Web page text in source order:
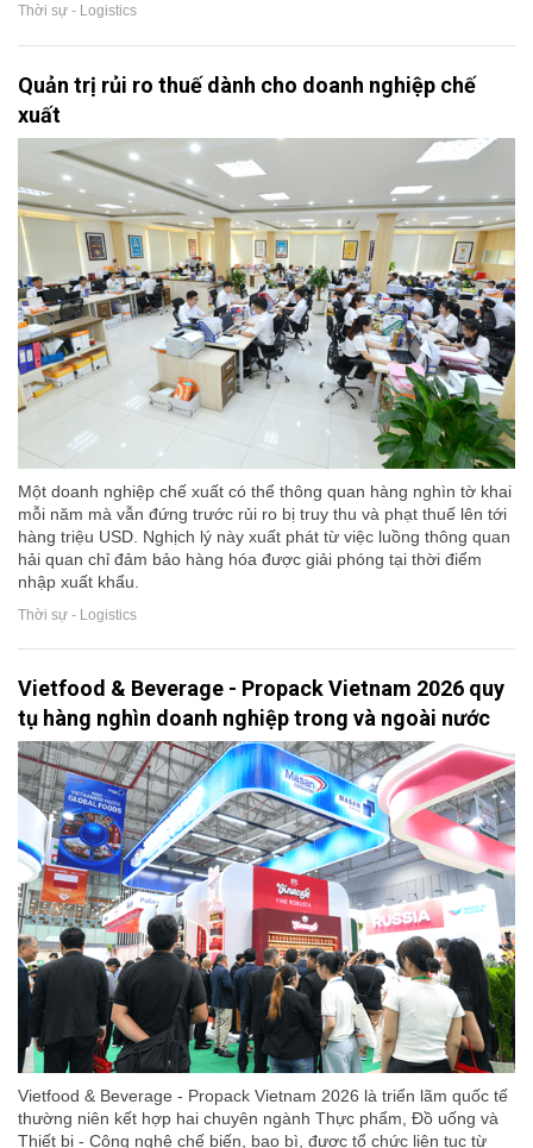
Thời sự - Logistics
Quản trị rủi ro thuế dành cho doanh nghiệp chế
xuất
Một doanh nghiệp chế xuất có thể thông quan hàng nghìn tờ khai
mỗi năm mà vẫn đứng trước rủi ro bị truy thu và phạt thuế lên tới
hàng triệu USD. Nghịch lý này xuất phát từ việc luồng thông quan
hải quan chỉ đảm bảo hàng hóa được giải phóng tại thời điểm
nhập xuất khẩu.
Thời sự - Logistics
Vietfood & Beverage - Propack Vietnam 2026 quy
tụ hàng nghìn doanh nghiệp trong và ngoài nước
Vietfood & Beverage - Propack Vietnam 2026 là triển lãm quốc tế
thường niên kết hợp hai chuyên ngành Thực phẩm, Đồ uống và
Thiết bị - Công nghệ chế biến, bao bì, được tổ chức liên tục từ